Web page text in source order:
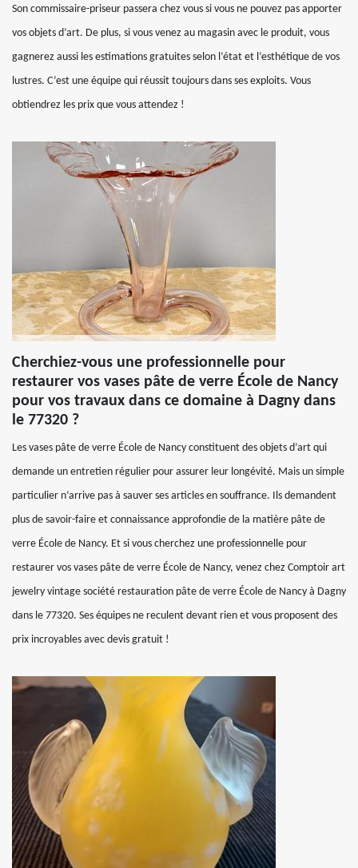
Son commissaire-priseur passera chez vous si vous ne pouvez pas apporter
vos objets d’art. De plus, si vous venez au magasin avec le produit, vous
gagnerez aussi les estimations gratuites selon l’état et l’esthétique de vos
lustres. C’est une équipe qui réussit toujours dans ses exploits. Vous
obtiendrez les prix que vous attendez !
Cherchiez-vous une professionnelle pour
restaurer vos vases pâte de verre École de Nancy
pour vos travaux dans ce domaine à Dagny dans
le 77320 ?
Les vases pâte de verre École de Nancy constituent des objets d’art qui
demande un entretien régulier pour assurer leur longévité. Mais un simple
particulier n’arrive pas à sauver ses articles en souffrance. Ils demandent
plus de savoir-faire et connaissance approfondie de la matière pâte de
verre École de Nancy. Et si vous cherchez une professionnelle pour
restaurer vos vases pâte de verre École de Nancy, venez chez Comptoir art
jewelry vintage société restauration pâte de verre École de Nancy à Dagny
dans le 77320. Ses équipes ne reculent devant rien et vous proposent des
prix incroyables avec devis gratuit !